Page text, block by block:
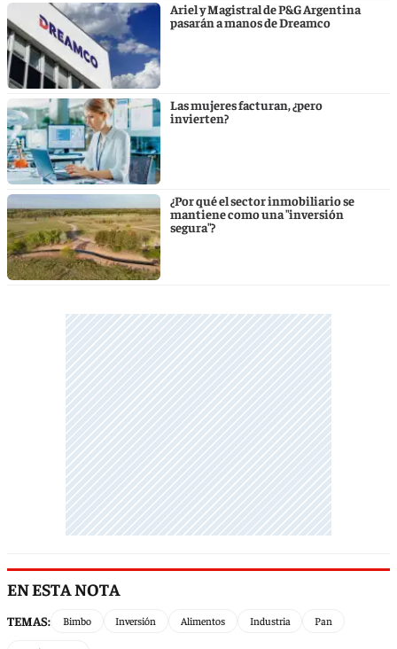
Ariel y Magistral de P&G Argentina
pasarán a manos de Dreamco
Las mujeres facturan, ¿pero
invierten?
¿Por qué el sector inmobiliario se
mantiene como una "inversión
segura"?
EN ESTA NOTA
TEMAS: Bimbo Inversión Alimentos Industria Pan